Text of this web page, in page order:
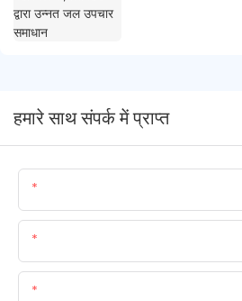
हमारे साथ संपर्क में प्राप्त